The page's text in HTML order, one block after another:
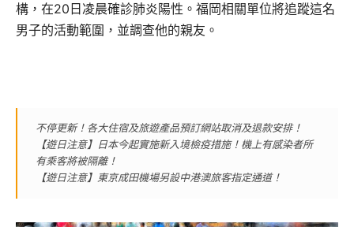
構，在20日凌晨確診肺炎陽性。福岡相關單位將追蹤這名
男子的活動範圍，並調查他的親友。
不停更新！各大住宿及旅遊產品預訂網站取消及退款安排！
【遊日注意】日本今起實施新入境檢疫措施！機上有感染者所
有乘客將被隔離！
【遊日注意】東京成田機場另設中港澳旅客指定通道！